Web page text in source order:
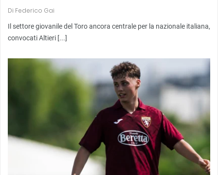
Di Federico Gai
Il settore giovanile del Toro ancora centrale per la nazionale italiana,
convocati Altieri [...]